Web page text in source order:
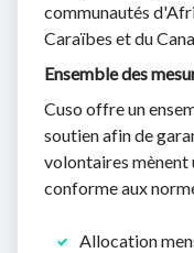
communautés
Caraïbes et du
Ensemble des
Cuso offre un
soutien afin de
volontaires mènent
conforme aux
Allocation